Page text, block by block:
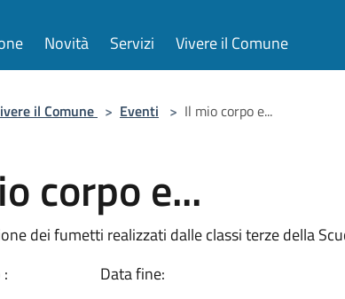
Novità Servizi Vivere il Comune
il Comune > Eventi > Il mio corpo e...
corpo e...
dei fumetti realizzati dalle classi terze della
Data fine: